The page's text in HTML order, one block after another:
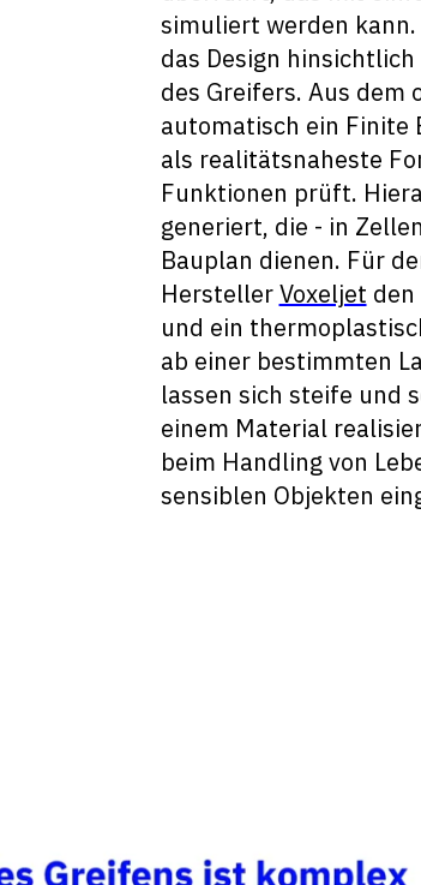
simuliert werden
das Design
des Greifers. Aus
automatisch ein Finite
als realitätsnaheste
Funktionen prüft.
generiert, die - in
Bauplan dienen. Für
HerstellerVoxeljet den
und ein
ab einer bestimmten
lassen sich steife und
einem Material
beim Handling von
sensiblen Objekten